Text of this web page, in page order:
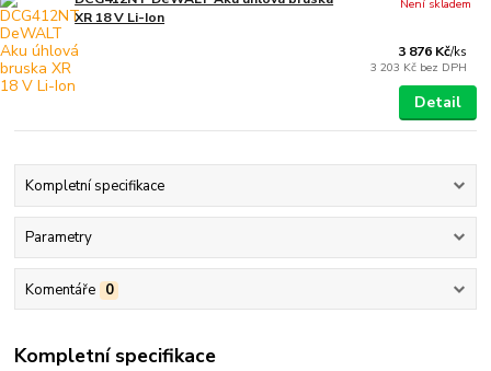
XR 18 V Li-Ion
3 876 Kč/ks
3 203 Kč bez DPH
Není skladem
Detail
Kompletní specifikace
Parametry
Komentáře 0
Kompletní specifikace